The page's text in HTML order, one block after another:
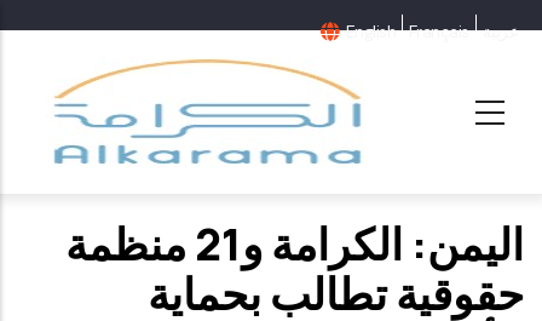
English Français عربية
اليمن: الكرامة و21 منظمة
حقوقية تطالب بحماية